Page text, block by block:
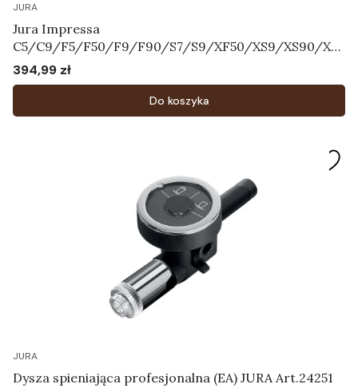
JURA
Jura Impressa
C5/C9/F5/F50/F9/F90/S7/S9/XF50/XS9/XS90/XS
95 - Korpus systemu mleka Art.64606
Cena
394,99 zł
Do koszyka
JURA
Dysza spieniająca profesjonalna (EA) JURA Art.24251